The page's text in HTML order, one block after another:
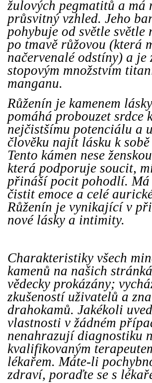
žulových pegmatitů a má
průsvitný vzhled. Jeho
pohybuje od světle světle
po tmavě růžovou (která
načervenalé odstíny) a je
stopovým množstvím
manganu.
Růženín je kamenem
pomáhá probouzet srdce
nejčistšímu potenciálu a
člověku najít lásku k
Tento kámen nese
která podporuje soucit,
přináší pocit pohodlí. Má
čistit emoce a celé
Růženín je vynikající v
nové lásky a intimity.
Charakteristiky všech
kamenů na našich
vědecky prokázány;
zkušeností uživatelů a
drahokamů. Jakékoli
vlastnosti v žádném
nenahrazují diagnostiku
kvalifikovaným
lékařem. Máte-li
zdraví, poraďte se s